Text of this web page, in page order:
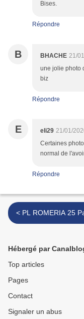
Bises.
Répondre
B BHACHE 21/
une jolie photo
biz
Répondre
E eli29 21/01/
Certaines
normal de
Répondre
< PL ROMERIA 25
Hébergé par
Top articles
Pages
Contact
Signaler un abus